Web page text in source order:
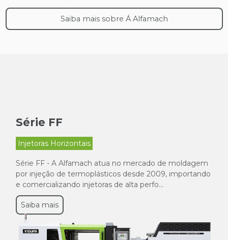
Saiba mais sobre Á Alfamach
Série FF
Injetoras Horizontais
Série FF - A Alfamach atua no mercado de moldagem
por injeção de termoplásticos desde 2009, importando
e comercializando injetoras de alta perfo...
Saiba mais